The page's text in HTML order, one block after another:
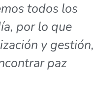
todos los
por lo que
y gestión,
paz